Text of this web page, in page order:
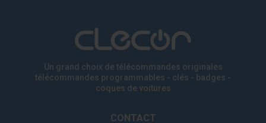
Un grand choix de télécommandes originales
télécommandes programmables - clés - badges -
coques de voitures
CONTACT